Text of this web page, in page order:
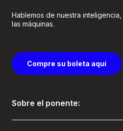
Hablemos de nuestra
las máquinas.
Compre su boleta aquí
Sobre el ponente: